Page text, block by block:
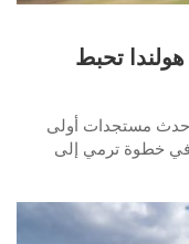
تحبط
أحدث مستجدات أولى
في خطوة ترمي إلى